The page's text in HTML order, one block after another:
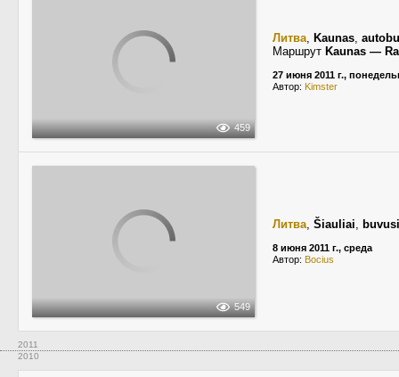
459
Литва, Kaunas,
Маршрут Kaunas —
27 июня 2011 г.,
Автор: Kimster
549
Литва, Šiauliai,
8 июня 2011 г., среда
Автор: Bocius
2011
2010